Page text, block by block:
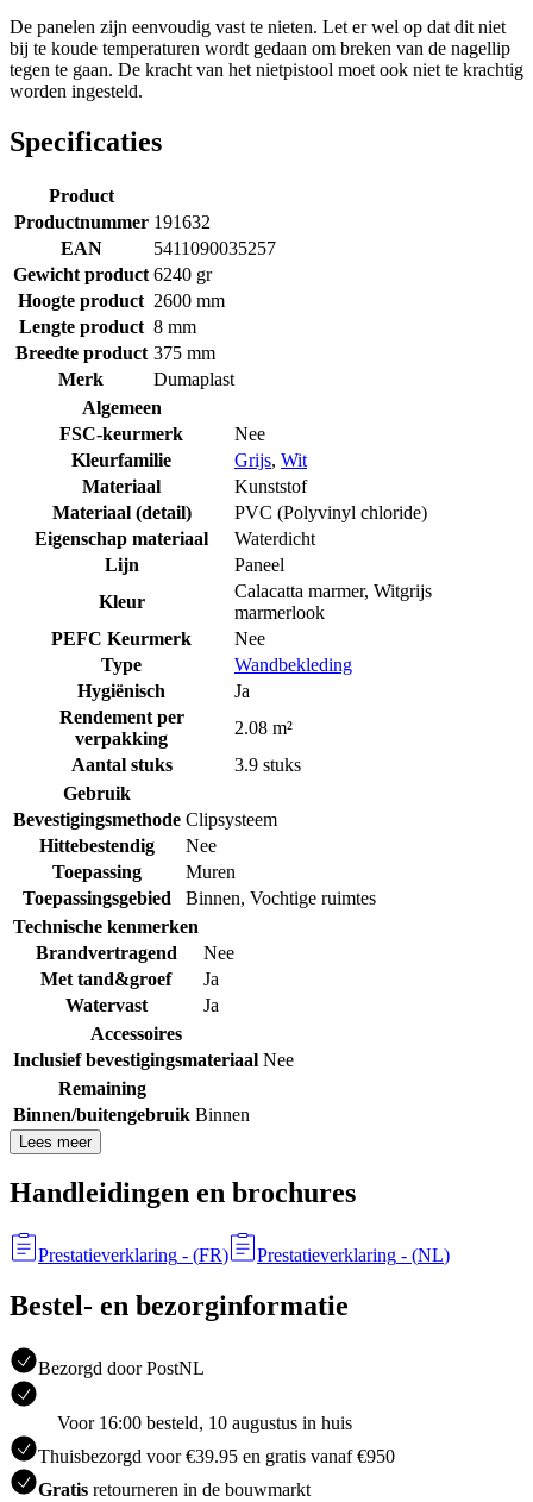
De panelen zijn eenvoudig vast te nieten. Let er wel op dat dit niet
bij te koude temperaturen wordt gedaan om breken van de nagellip
tegen te gaan. De kracht van het nietpistool moet ook niet te krachtig
worden ingesteld.
Specificaties
Product
Productnummer 191632
EAN
5411090035257
Gewicht product 6240 gr
Hoogte product 2600 mm
Lengte product 8 mm
Breedte product 375 mm
Merk
Dumaplast
Algemeen
FSC-keurmerk
Nee
Kleurfamilie
Grijs, Wit
Materiaal
Kunststof
Materiaal (detail)
PVC (Polyvinyl chloride)
Eigenschap materiaal
Waterdicht
Lijn
Paneel
Kleur
Calacatta marmer, Witgrijs
marmerlook
PEFC Keurmerk
Nee
Type
Wandbekleding
Hygiënisch
Ja
Rendement per
verpakking
2.08 m²
Aantal stuks
3.9 stuks
Gebruik
Bevestigingsmethode Clipsysteem
Hittebestendig
Nee
Toepassing
Muren
Toepassingsgebied
Binnen, Vochtige ruimtes
Technische kenmerken
Brandvertragend
Nee
Met tand&groef
Ja
Watervast
Ja
Accessoires
Inclusief bevestigingsmateriaal Nee
Remaining
Binnen/buitengebruik Binnen
Lees meer
Handleidingen en brochures
Prestatieverklaring - (FR) Prestatieverklaring - (NL)
Bestel- en bezorginformatie
Bezorgd door PostNL
Voor 16:00 besteld, 10 augustus in huis
Thuisbezorgd voor €39.95 en gratis vanaf €950
Gratis retourneren in de bouwmarkt